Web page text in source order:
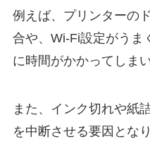
例えば、プリンターの
合や、Wi-Fi設定がうま
に時間がかかってしまい
また、インク切れや紙
を中断させる要因となり